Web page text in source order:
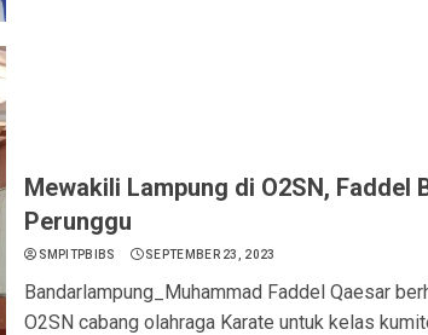
Mewakili Lampung di O2SN, Faddel
Perunggu
SMPITPBIBS SEPTEMBER 23, 2023
Bandarlampung_Muhammad Faddel Qaesar
O2SN cabang olahraga Karate untuk kelas